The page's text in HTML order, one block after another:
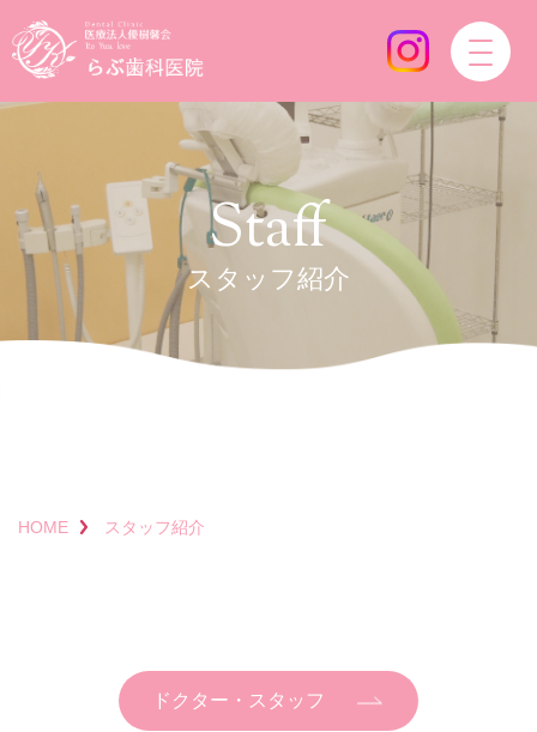
Staff
スタッフ紹介
HOME スタッフ紹介
ドクター・スタッフ